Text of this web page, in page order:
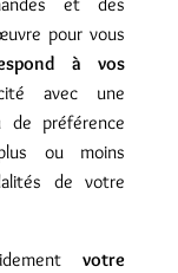
pour vous
à vos
avec une
de préférence
ou moins
de votre
votre